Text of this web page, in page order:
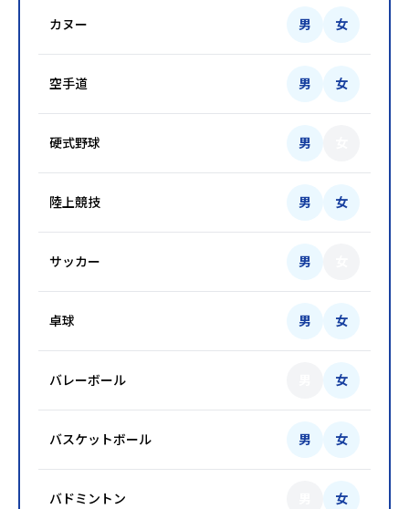
カヌー 男 女
空手道 男 女
硬式野球 男
陸上競技 男 女
サッカー 男
卓球 男 女
バレーボール 女
バスケットボール 男 女
バドミントン 女